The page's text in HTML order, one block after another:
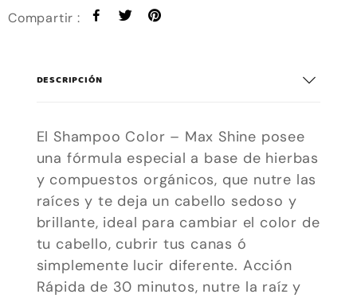
Compartir :
DESCRIPCIÓN
El Shampoo Color – Max Shine posee
una fórmula especial a base de hierbas
y compuestos orgánicos, que nutre las
raíces y te deja un cabello sedoso y
brillante, ideal para cambiar el color de
tu cabello, cubrir tus canas ó
simplemente lucir diferente. Acción
Rápida de 30 minutos, nutre la raíz y